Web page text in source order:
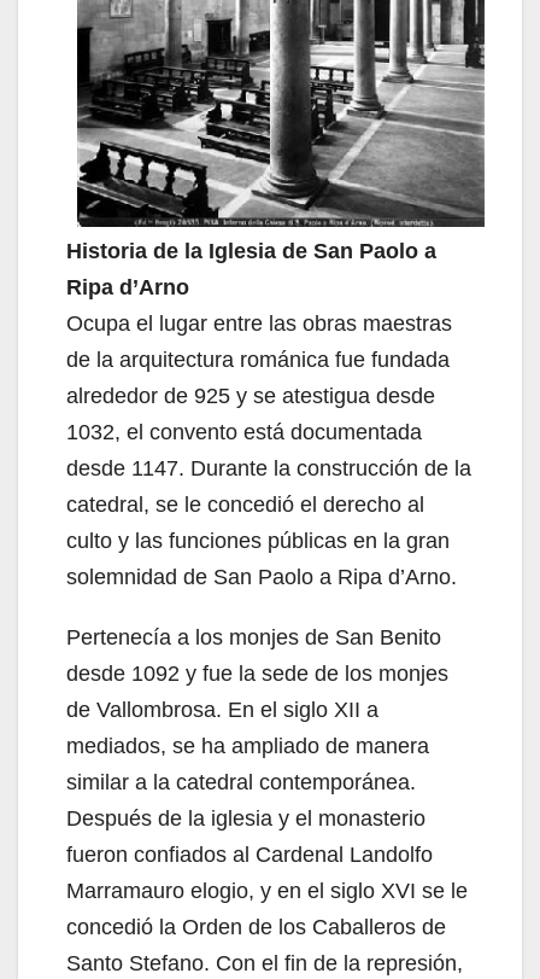
Historia de la Iglesia de San Paolo a
Ripa d’Arno
Ocupa el lugar entre las obras maestras
de la arquitectura románica fue fundada
alrededor de 925 y se atestigua desde
1032, el convento está documentada
desde 1147. Durante la construcción de la
catedral, se le concedió el derecho al
culto y las funciones públicas en la gran
solemnidad de San Paolo a Ripa d’Arno.
Pertenecía a los monjes de San Benito
desde 1092 y fue la sede de los monjes
de Vallombrosa. En el siglo XII a
mediados, se ha ampliado de manera
similar a la catedral contemporánea.
Después de la iglesia y el monasterio
fueron confiados al Cardenal Landolfo
Marramauro elogio, y en el siglo XVI se le
concedió la Orden de los Caballeros de
Santo Stefano. Con el fin de la represión,